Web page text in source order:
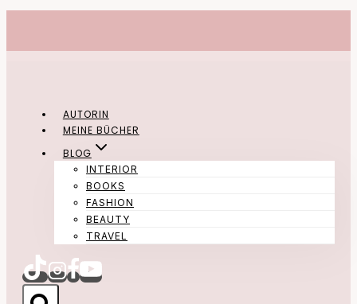
springen
AUTORIN
MEINE BÜCHER
BLOG
INTERIOR
BOOKS
FASHION
BEAUTY
TRAVEL